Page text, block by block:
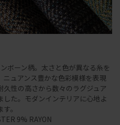
ボーン柄。太さと色が異なる糸を
ュアンス豊かな色彩模様を表現
久性の高さから数々のラグジュア
した。モダンインテリアに心地よ
。
9% RAYON